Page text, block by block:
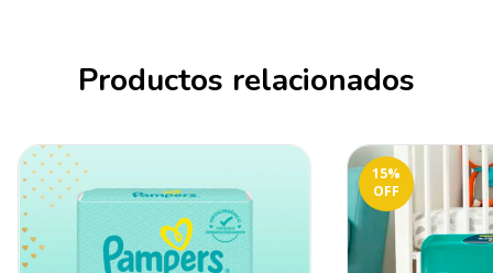
Productos relacionados
15%
OFF